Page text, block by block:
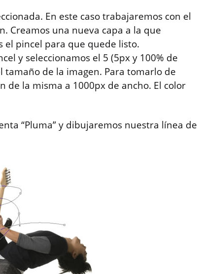
En este caso trabajaremos con el
Creamos una nueva capa a la que
el pincel para que quede listo.
y seleccionamos el 5 (5px y 100% de
tamaño de la imagen. Para tomarlo de
de la misma a 1000px de ancho. El color
“Pluma” y dibujaremos nuestra línea de